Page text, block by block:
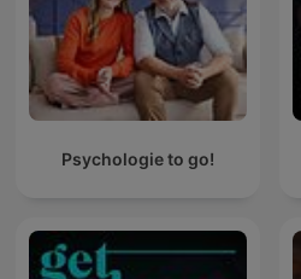
Psychologie to go!